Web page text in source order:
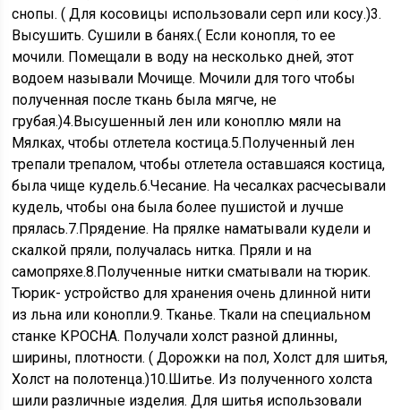
снопы. ( Для косовицы использовали серп или косу.)3.
Высушить. Сушили в банях.( Если конопля, то ее
мочили. Помещали в воду на несколько дней, этот
водоем называли Мочище. Мочили для того чтобы
полученная после ткань была мягче, не
грубая.)4.Высушенный лен или коноплю мяли на
Мялках, чтобы отлетела костица.5.Полученный лен
трепали трепалом, чтобы отлетела оставшаяся костица,
была чище кудель.6.Чесание. На чесалках расчесывали
кудель, чтобы она была более пушистой и лучше
прялась.7.Прядение. На прялке наматывали кудели и
скалкой пряли, получалась нитка. Пряли и на
самопряхе.8.Полученные нитки сматывали на тюрик.
Тюрик- устройство для хранения очень длинной нити
из льна или конопли.9. Тканье. Ткали на специальном
станке КРОСНА. Получали холст разной длинны,
ширины, плотности. ( Дорожки на пол, Холст для шитья,
Холст на полотенца.)10.Шитье. Из полученного холста
шили различные изделия. Для шитья использовали